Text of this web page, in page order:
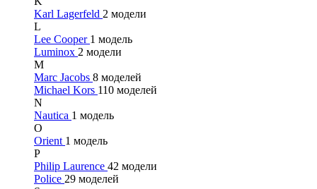
Karl Lagerfeld 2 модели
L
Lee Cooper 1 модель
Luminox 2 модели
M
Marc Jacobs 8 моделей
Michael Kors 110 моделей
N
Nautica 1 модель
O
Orient 1 модель
P
Philip Laurence 42 модели
Police 29 моделей